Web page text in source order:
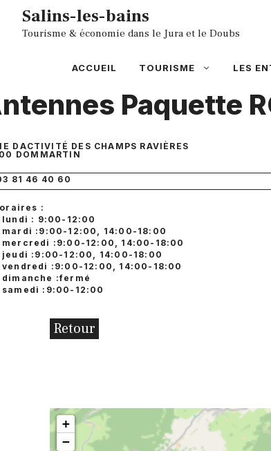
AllerSalins-les-bains
Tourisme & économie dans le Jura et le Doubs
ACCUEIL TOURISME LES
Paquette
DACTIVITÉ DES CHAMPS RAVIÈRES
DOMMARTIN
81 46 40 60
:
lundi : 9:00-12:00
mardi :9:00-12:00, 14:00-18:00
mercredi :9:00-12:00, 14:00-18:00
jeudi :9:00-12:00, 14:00-18:00
vendredi :9:00-12:00, 14:00-18:00
dimanche :fermé
samedi :9:00-12:00
Retour
+
−